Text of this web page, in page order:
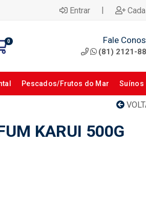
Entrar |
0 Fale
(81) 2121-
Pescados/Frutos do Mar Suínos
KARUI 500G